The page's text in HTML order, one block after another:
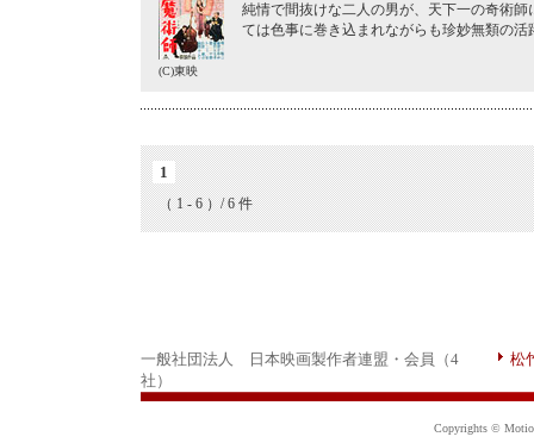
純情で間抜けな二人の男が、天下一の奇術
ては色事に巻き込まれながらも珍妙無類の
(C)東映
1
（ 1 - 6 ）/ 6 件
一般社団法人 日本映画製作者連盟・会員（4
社）
松
Copyrights ©